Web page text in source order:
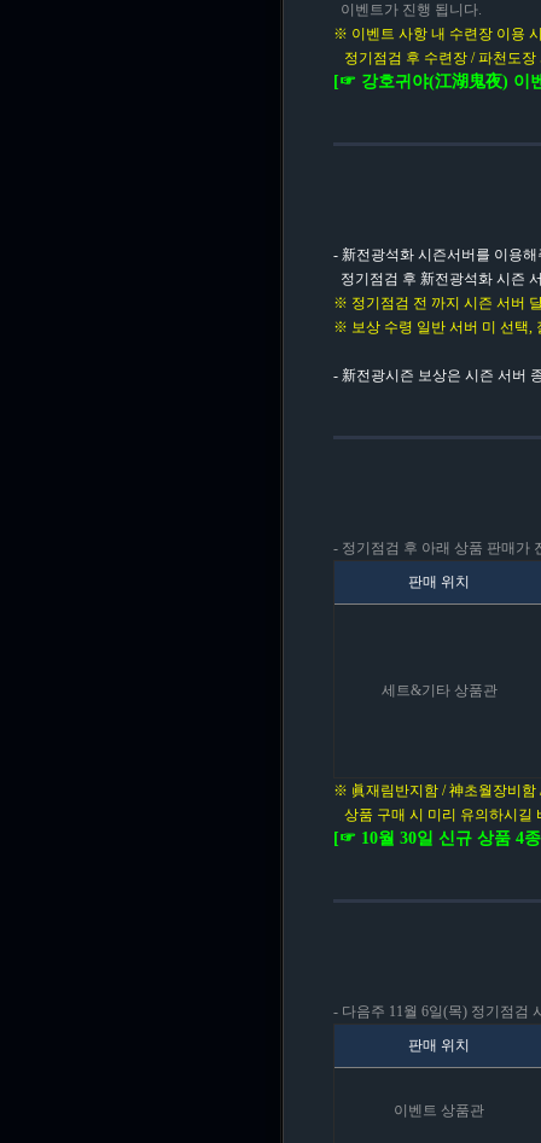
이벤트가 진행 됩니다.
※ 이벤트 사항 내 수련장 이용
정기점검 후 수련장 / 파천도
[☞ 강호귀야(江湖鬼夜) 이
- 新전광석화 시즌서버를 이용
정기점검 후 新전광석화 시즌
※ 정기점검 전 까지 시즌 서버
※ 보상 수령 일반 서버 미 선택,
- 新전광시즌 보상은 시즌 서버
- 정기점검 후 아래 상품 판매가
판매 위치
세트&기타 상품관
※ 眞재림반지함 / 神초월장비함
상품 구매 시 미리 유의하시길
[☞ 10월 30일 신규 상품 4
- 다음주 11월 6일(목) 정기점검
판매 위치
이벤트 상품관